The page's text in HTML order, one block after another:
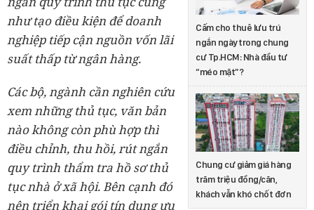
Cấm cho thuê lưu trú
ngắn ngày trong chung
cư Tp.HCM: Nhà đầu tư
“méo mặt”?
Chung cư giảm giá hàng
trăm triệu đồng/căn,
khách vẫn khó chốt đơn
như tạo điều kiện để doanh
nghiệp tiếp cận nguồn vốn lãi
suất thấp từ ngân hàng.
Các bộ, ngành cần nghiên cứu
xem những thủ tục, văn bản
nào không còn phù hợp thì
điều chỉnh, thu hồi, rút ngắn
quy trình thẩm tra hồ sơ thủ
tục nhà ở xã hội. Bên cạnh đó
nên triển khai gói tín dụng ưu